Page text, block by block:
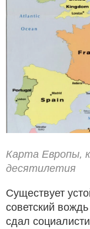
Карта Европы,
десятилетия
Существует
советский
сдал